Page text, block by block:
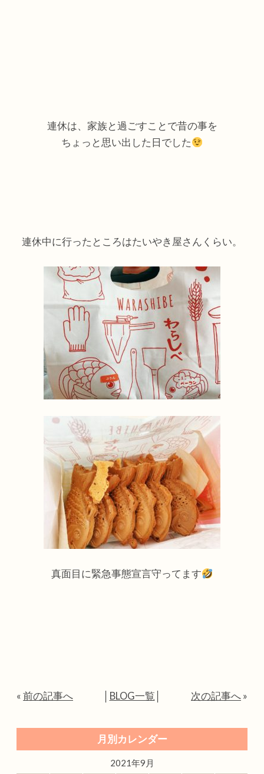
連休は、家族と過ごすことで昔の事を
ちょっと思い出した日でした
連休中に行ったところはたいやき屋さんくらい。
真面目に緊急事態宣言守ってます
« 前の記事へ BLOG一覧 次の記事へ »
月別カレンダー
2021年9月